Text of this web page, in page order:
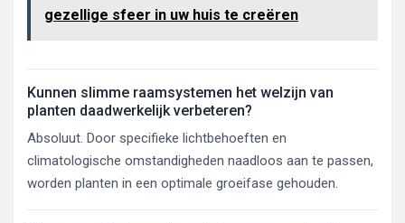
gezellige sfeer in uw huis te creëren
Kunnen slimme raamsystemen het welzijn van
planten daadwerkelijk verbeteren?
Absoluut. Door specifieke lichtbehoeften en
climatologische omstandigheden naadloos aan te passen,
worden planten in een optimale groeifase gehouden.